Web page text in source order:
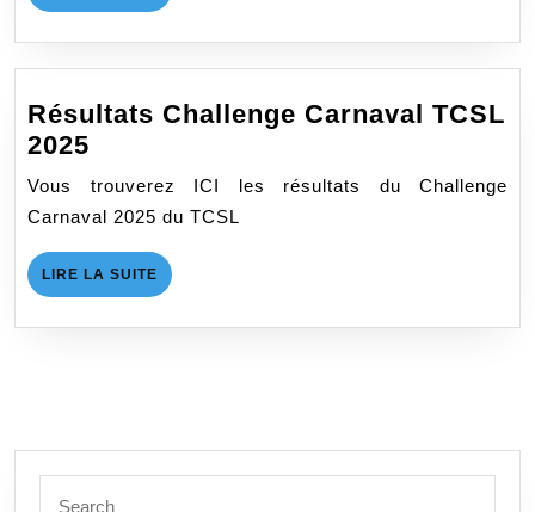
LA
Résultats Challenge Carnaval TCSL
2025
Challenge
Carnaval
2025
Vous trouverez ICI les résultats du Challenge
Carnaval 2025 du TCSL
LIRE LA SUITE LIRE
LA